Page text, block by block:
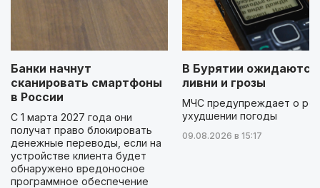
Банки начнут
сканировать смартфоны
в России
С 1 марта 2027 года они
получат право блокировать
денежные переводы, если на
устройстве клиента будет
обнаружено вредоносное
программное обеспечение
В Бурятии ожидаются
ливни и грозы
МЧС предупреждает о
ухудшении погоды
09.08.2026 в 15:17